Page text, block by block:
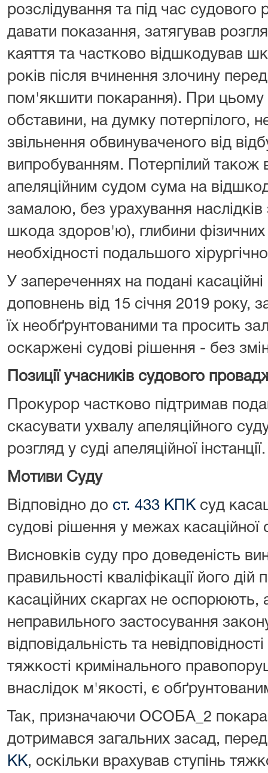
розслідування та під час судового
давати показання, затягував
каяття та частково відшкодував
років після вчинення злочину
пом'якшити покарання). При цьому
обставини, на думку потерпілого,
звільнення обвинуваченого від
випробуванням. Потерпілий
апеляційним судом сума на
замалою, без урахування
шкода здоров'ю), глибини
необхідності подальшого
У запереченнях на подані
доповнень від 15 січня 2019 року,
їх необґрунтованими та просить
оскаржені судові рішення - без
Позиції учасників судового
Прокурор частково підтримав
скасувати ухвалу апеляційного
розгляд у суді апеляційної інстанції.
Мотиви Суду
Відповідно до ст. 433 КПКсуд
судові рішення у межах касаційної
Висновків суду про доведеність
правильності кваліфікації його
касаційних скаргах не оспорюють,
неправильного застосування
відповідальність та
тяжкості кримінального
внаслідок м'якості, є
Так, призначаючи ОСОБА_2
дотримався загальних засад,
КК, оскільки врахував ступінь